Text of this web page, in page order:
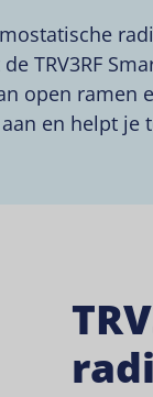
TRV3RF
open
en helpt